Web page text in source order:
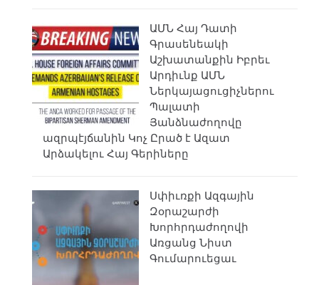
ԱՄՆ Հայ Դատի
Գրասենեակի
Աշխատանքին Իբրեւ
Արդիւնք ԱՄՆ
Ներկայացուցիչներու
Պալատի
Յանձնաժողովը
ազրպէյճանին Կոչ Ըրած է Ազատ
Արձակելու Հայ Գերիները
Սփիւռքի Ազգային
Զօրաշարժի
Խորհրդաժողովի
Առցանց Նիստ
Գումարուեցաւ